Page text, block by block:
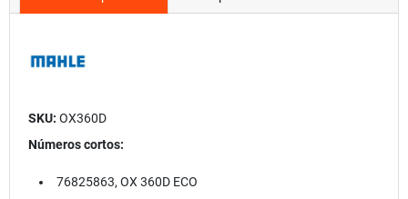
SKU: OX360D
Números cortos:
76825863, OX 360D ECO